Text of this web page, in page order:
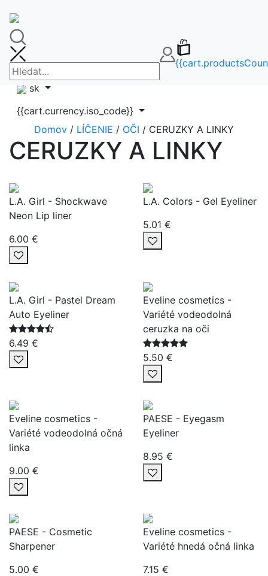
FAQ
info@makeupbag.sk
Kontakt
Instagram
sk
{{cart.currency.iso_code}}
Domov / LÍČENIE / OČI / CERUZKY A LINKY
CERUZKY A LINKY
L.A. Girl - Shockwave
Neon Lip liner
6.00 €
L.A. Colors - Gel Eyeliner
5.01 €
L.A. Girl - Pastel Dream
Auto Eyeliner
6.49 €
Eveline cosmetics -
Variété vodeodolná
ceruzka na oči
5.50 €
Eveline cosmetics -
Variété vodeodolná očná
linka
9.00 €
PAESE - Eyegasm
Eyeliner
8.95 €
PAESE - Cosmetic
Sharpener
5.00 €
Eveline cosmetics -
Variété hnedá očná linka
7.15 €